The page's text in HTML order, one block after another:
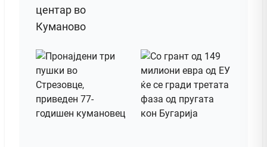
центар во
Куманово